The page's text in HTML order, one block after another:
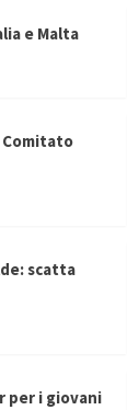
e Malta
Comitato
scatta
per i giovani